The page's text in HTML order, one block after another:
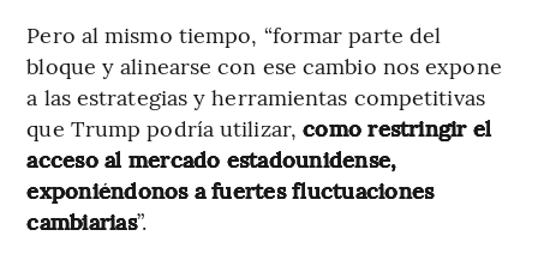
Pero al mismo tiempo, “formar parte del
bloque y alinearse con ese cambio nos expone
a las estrategias y herramientas competitivas
que Trump podría utilizar,como restringir el
acceso al mercado estadounidense,
exponiéndonos a fuertes fluctuaciones
cambiarias”.